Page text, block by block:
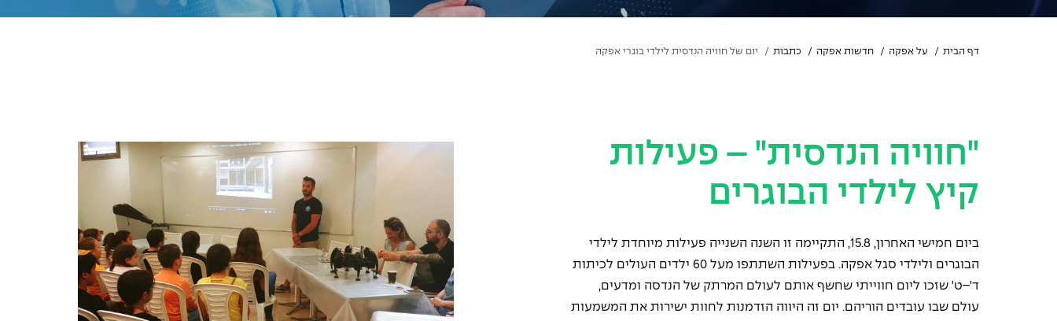
דף הבית על אפקה חדשות אפקה כתבות יום של חוויה הנדסית לילדי בוגרי אפקה
"חוויה הנדסית" – פעילות
קיץ לילדי הבוגרים
ביום חמישי האחרון, 15.8, התקיימה זו השנה השנייה פעילות מיוחדת לילדי
הבוגרים ולילדי סגל אפקה. בפעילות השתתפו מעל 60 ילדים העולים לכיתות
ד'–ט' שזכו ליום חווייתי שחשף אותם לעולם המרתק של הנדסה ומדעים,
עולם שבו עובדים הוריהם. יום זה היווה הזדמנות לחוות ישירות את המשמעות